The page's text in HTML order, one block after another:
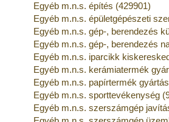
Egyéb m.n.s. építés (429901)
Egyéb m.n.s. épületgépészeti
Egyéb m.n.s. gép-, berendezés
Egyéb m.n.s. gép-, berendezés
Egyéb m.n.s. iparcikk
Egyéb m.n.s. kerámiatermék
Egyéb m.n.s. papírtermék
Egyéb m.n.s. sporttevékenység
Egyéb m.n.s. szerszámgép